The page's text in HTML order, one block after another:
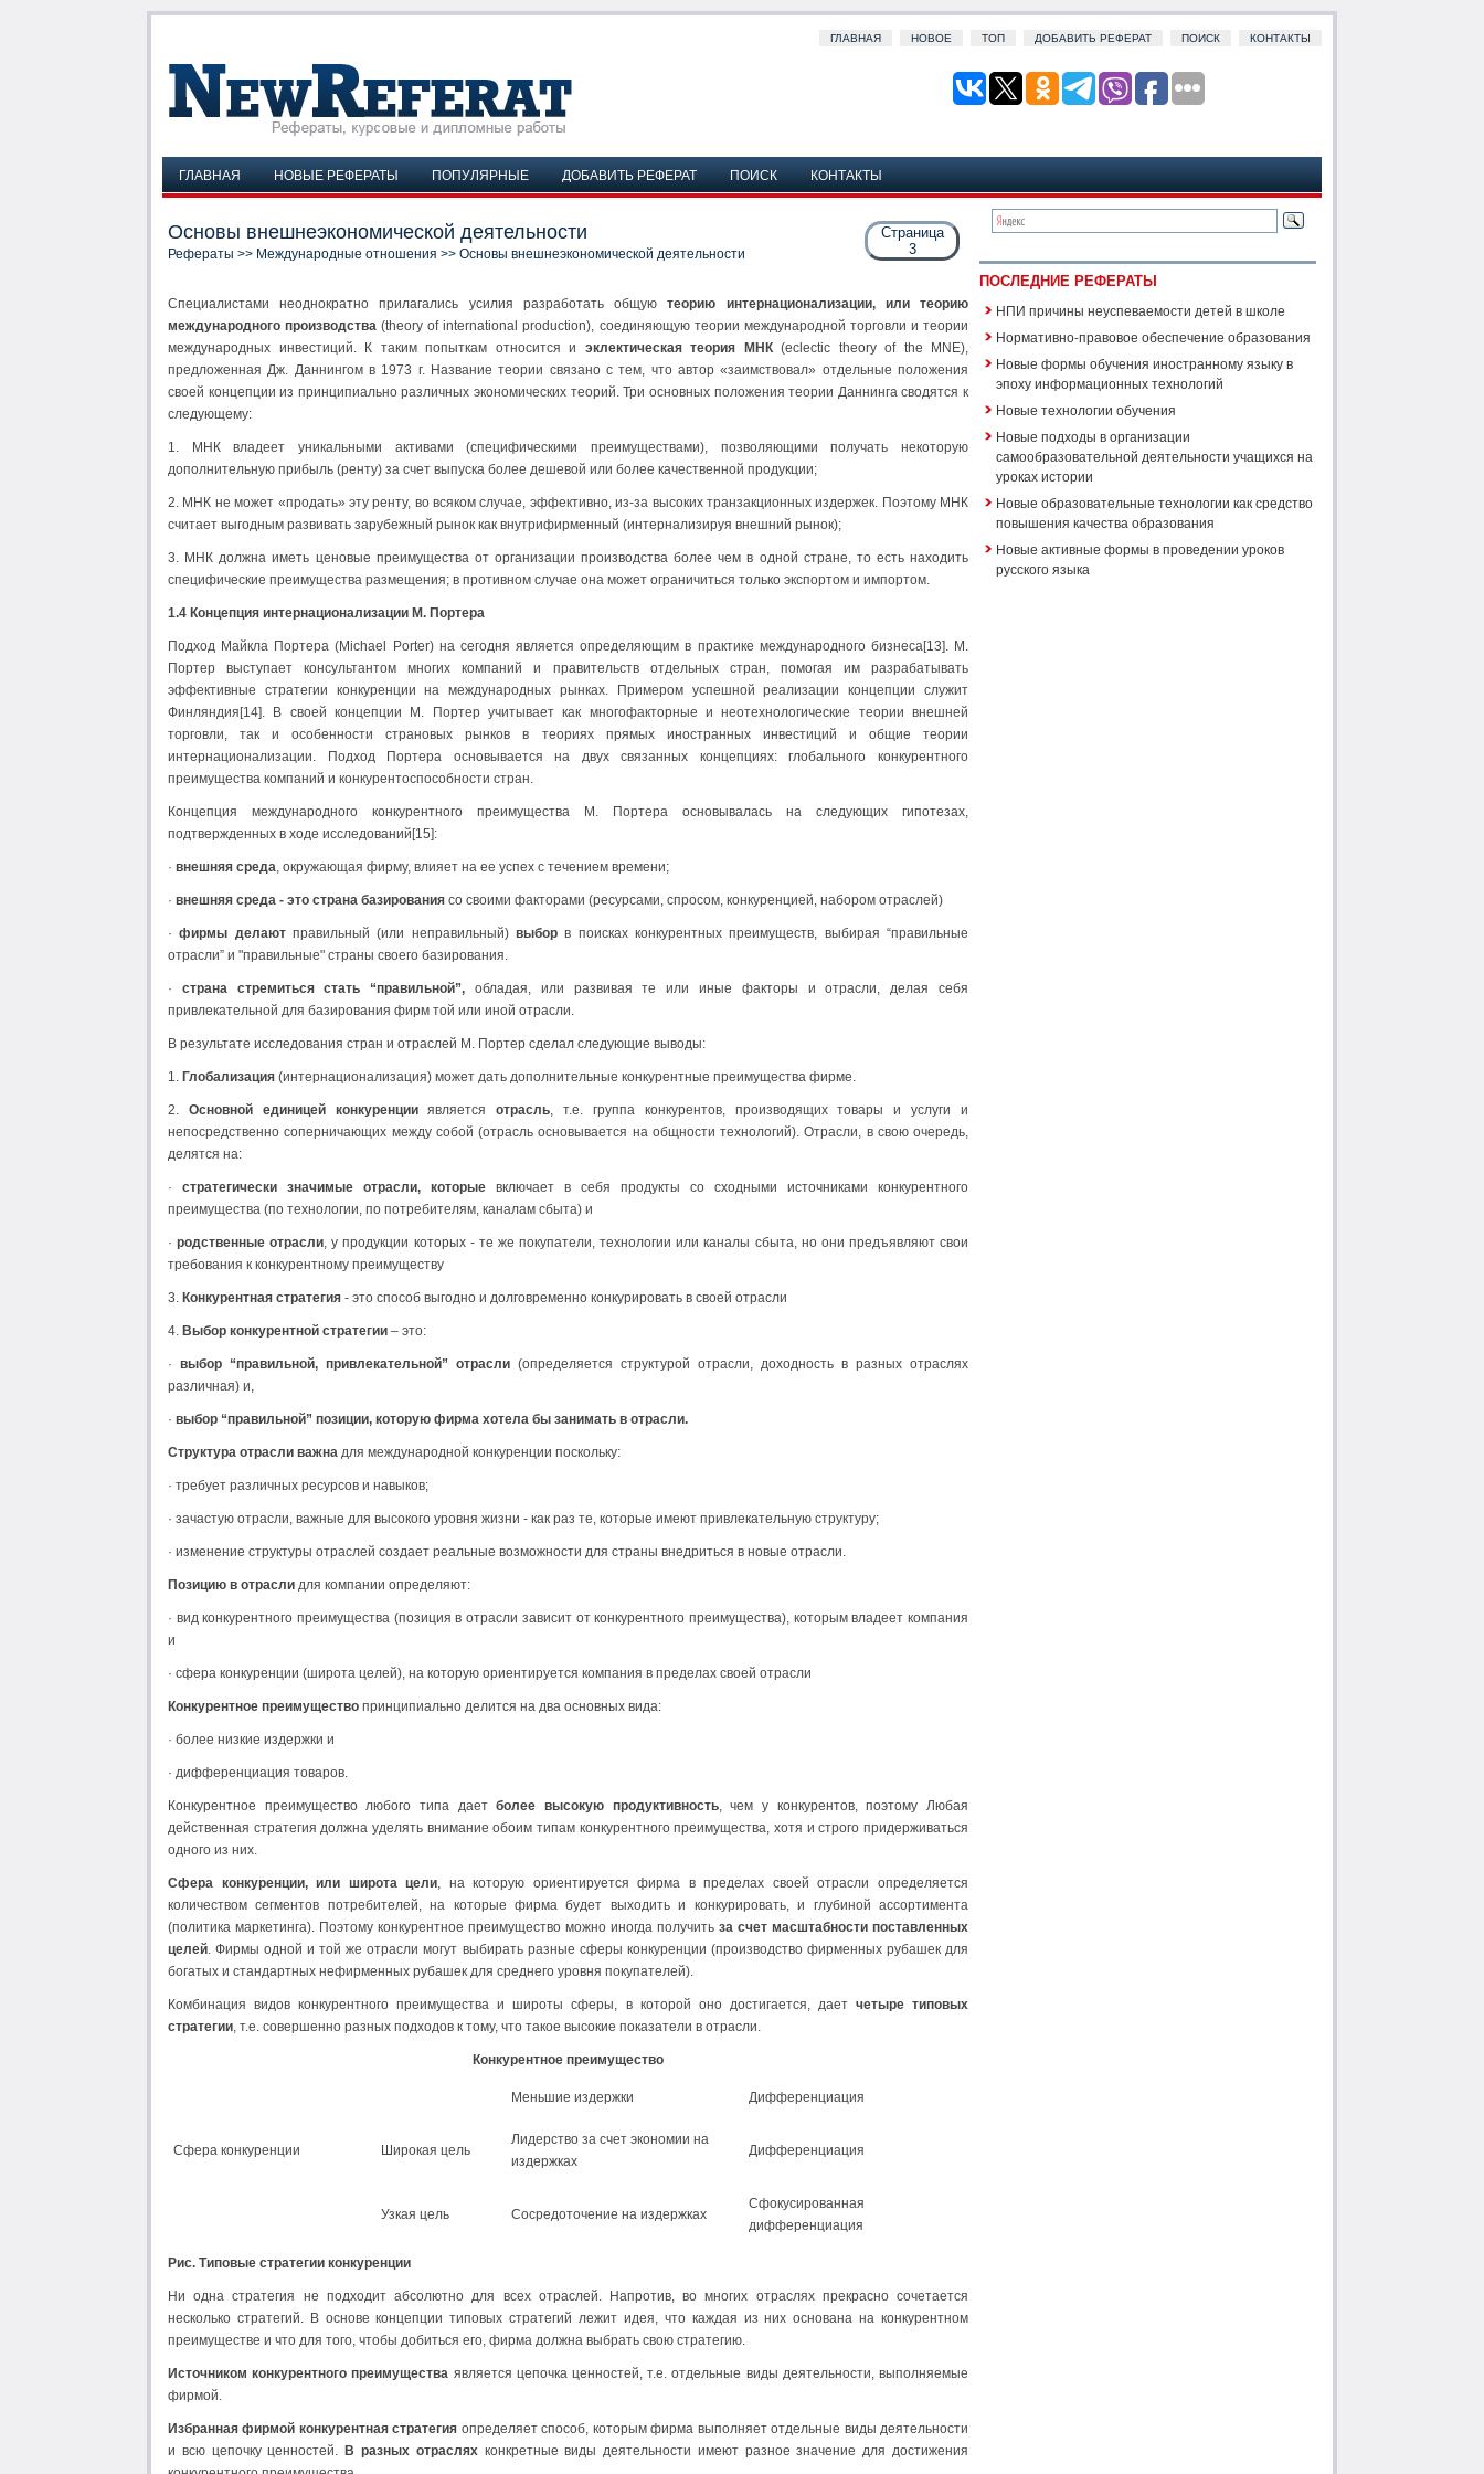
ГЛАВНАЯ НОВОЕ ТОП ДОБАВИТЬ РЕФЕРАТ ПОИСК КОНТАКТЫ
ГЛАВНАЯ НОВЫЕ РЕФЕРАТЫ ПОПУЛЯРНЫЕ ДОБАВИТЬ РЕФЕРАТ ПОИСК КОНТАКТЫ
Страница
3
Основы внешнеэкономической деятельности
Рефераты >> Международные отношения >> Основы внешнеэкономической деятельности
Специалистами неоднократно прилагались усилия разработать общуютеорию интернационализации, или теорию
международного производства (theory of international production), соединяющую теории международной торговли и теории
международных инвестиций. К таким попыткам относится и эклектическая теория МНК(eclectic theory of the MNE),
предложенная Дж. Даннингом в 1973 г. Название теории связано с тем, что автор «заимствовал» отдельные положения
своей концепции из принципиально различных экономических теорий. Три основных положения теории Даннинга сводятся к
следующему:
1. МНК владеет уникальными активами (специфическими преимуществами), позволяющими получать некоторую
дополнительную прибыль (ренту) за счет выпуска более дешевой или более качественной продукции;
2. МНК не может «продать» эту ренту, во всяком случае, эффективно, из-за высоких транзакционных издержек. Поэтому МНК
считает выгодным развивать зарубежный рынок как внутрифирменный (интернализируя внешний рынок);
3. МНК должна иметь ценовые преимущества от организации производства более чем в одной стране, то есть находить
специфические преимущества размещения; в противном случае она может ограничиться только экспортом и импортом.
1.4 Концепция интернационализации М. Портера
Подход Майкла Портера (Michael Porter) на сегодня является определяющим в практике международного бизнеса[13]. М.
Портер выступает консультантом многих компаний и правительств отдельных стран, помогая им разрабатывать
эффективные стратегии конкуренции на международных рынках. Примером успешной реализации концепции служит
Финляндия[14]. В своей концепции М. Портер учитывает как многофакторные и неотехнологические теории внешней
торговли, так и особенности страновых рынков в теориях прямых иностранных инвестиций и общие теории
интернационализации. Подход Портера основывается на двух связанных концепциях: глобального конкурентного
преимущества компаний и конкурентоспособности стран.
Концепция международного конкурентного преимущества М. Портера основывалась на следующих гипотезах,
подтвержденных в ходе исследований[15]:
· внешняя среда, окружающая фирму, влияет на ее успех с течением времени;
· внешняя среда - это страна базирования со своими факторами (ресурсами, спросом, конкуренцией, набором отраслей)
·фирмы делаютправильный (или неправильный)выбор в поисках конкурентных преимуществ, выбирая “правильные
отрасли” и "правильные" страны своего базирования.
· страна стремиться стать “правильной”, обладая, или развивая те или иные факторы и отрасли, делая себя
привлекательной для базирования фирм той или иной отрасли.
В результате исследования стран и отраслей М. Портер сделал следующие выводы:
1. Глобализация (интернационализация) может дать дополнительные конкурентные преимущества фирме.
2. Основной единицей конкуренцииявляетсяотрасль, т.е. группа конкурентов, производящих товары и услуги и
непосредственно соперничающих между собой (отрасль основывается на общности технологий). Отрасли, в свою очередь,
делятся на:
· стратегически значимые отрасли, которые включает в себя продукты со сходными источниками конкурентного
преимущества (по технологии, по потребителям, каналам сбыта) и
·родственные отрасли, у продукции которых - те же покупатели, технологии или каналы сбыта, но они предъявляют свои
требования к конкурентному преимуществу
3. Конкурентная стратегия - это способ выгодно и долговременно конкурировать в своей отрасли
4. Выбор конкурентной стратегии – это:
· выбор “правильной, привлекательной” отрасли (определяется структурой отрасли, доходность в разных отраслях
различная) и,
· выбор “правильной” позиции, которую фирма хотела бы занимать в отрасли.
Структура отрасли важна для международной конкуренции поскольку:
· требует различных ресурсов и навыков;
· зачастую отрасли, важные для высокого уровня жизни - как раз те, которые имеют привлекательную структуру;
· изменение структуры отраслей создает реальные возможности для страны внедриться в новые отрасли.
Позицию в отрасли для компании определяют:
· вид конкурентного преимущества (позиция в отрасли зависит от конкурентного преимущества), которым владеет компания
и
· сфера конкуренции (широта целей), на которую ориентируется компания в пределах своей отрасли
Конкурентное преимущество принципиально делится на два основных вида:
· более низкие издержки и
· дифференциация товаров.
Конкурентное преимущество любого типа даетболее высокую продуктивность, чем у конкурентов, поэтому Любая
действенная стратегия должна уделять внимание обоим типам конкурентного преимущества, хотя и строго придерживаться
одного из них.
Сфера конкуренции, или широта цели, на которую ориентируется фирма в пределах своей отрасли определяется
количеством сегментов потребителей, на которые фирма будет выходить и конкурировать, и глубиной ассортимента
(политика маркетинга). Поэтому конкурентное преимущество можно иногда получить за счет масштабности поставленных
целей. Фирмы одной и той же отрасли могут выбирать разные сферы конкуренции (производство фирменных рубашек для
богатых и стандартных нефирменных рубашек для среднего уровня покупателей).
Комбинация видов конкурентного преимущества и широты сферы, в которой оно достигается, дает четыре типовых
стратегии, т.е. совершенно разных подходов к тому, что такое высокие показатели в отрасли.
Конкурентное преимущество
Меньшие издержки Дифференциация
Сфера конкуренции Широкая цель
Лидерство за счет экономии на
издержках
Дифференциация
Узкая цель Сосредоточение на издержках
Сфокусированная
дифференциация
Рис. Типовые стратегии конкуренции
Ни одна стратегия не подходит абсолютно для всех отраслей. Напротив, во многих отраслях прекрасно сочетается
несколько стратегий. В основе концепции типовых стратегий лежит идея, что каждая из них основана на конкурентном
преимуществе и что для того, чтобы добиться его, фирма должна выбрать свою стратегию.
Источником конкурентного преимущества является цепочка ценностей, т.е. отдельные виды деятельности, выполняемые
фирмой.
Избранная фирмой конкурентная стратегия определяет способ, которым фирма выполняет отдельные виды деятельности
и всю цепочку ценностей. В разных отрасляхконкретные виды деятельности имеют разное значение для достижения
ПОСЛЕДНИЕ РЕФЕРАТЫ
НПИ причины неуспеваемости детей в школе
Нормативно-правовое обеспечение образования
Новые формы обучения иностранному языку в
эпоху информационных технологий
Новые технологии обучения
Новые подходы в организации
самообразовательной деятельности учащихся на
уроках истории
Новые образовательные технологии как средство
повышения качества образования
Новые активные формы в проведении уроков
русского языка